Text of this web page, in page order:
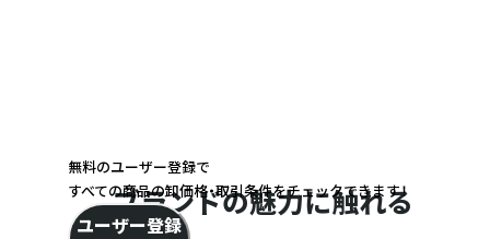
ブランドの魅力に触れる
無料のユーザー登録で
すべての商品の卸価格・取引条件をチェックできます！
ユーザー登録